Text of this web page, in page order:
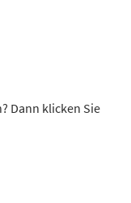
Dann klicken Sie